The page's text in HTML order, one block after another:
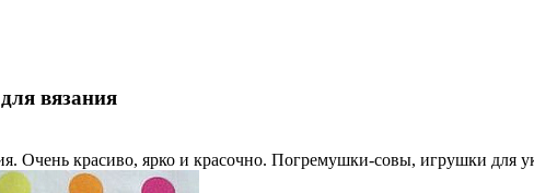
вязания
Очень красиво, ярко и красочно. Погремушки-совы, игрушки для